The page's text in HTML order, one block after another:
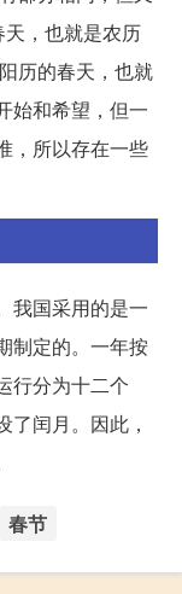
天，也就是农历
历的春天，也就
始和希望，但一
，所以存在一些
我国采用的是一
制定的。一年按
行分为十二个
了闰月。因此，
春节